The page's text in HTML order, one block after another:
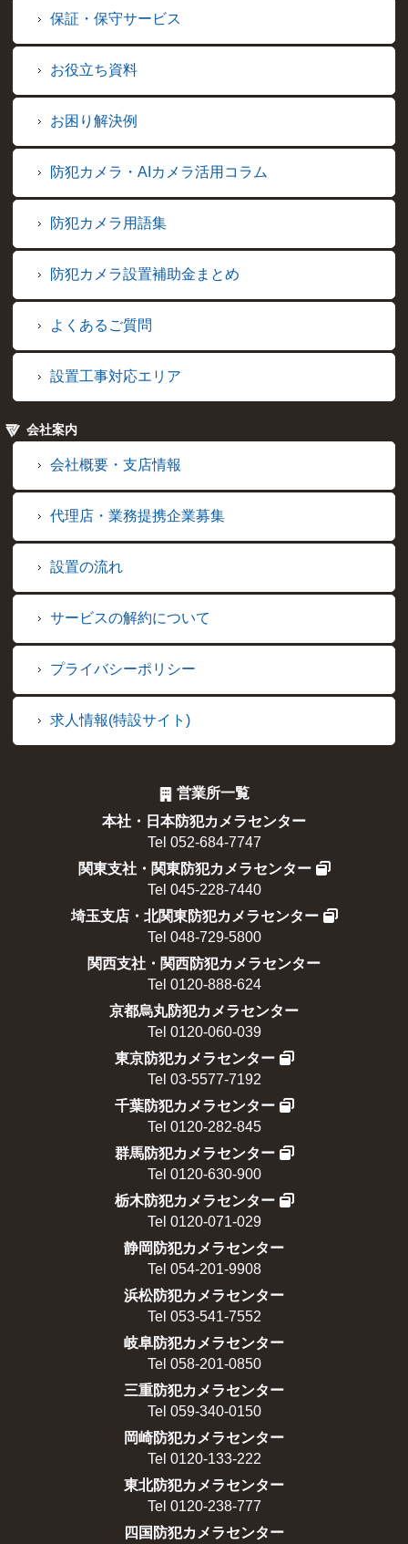
保証・保守サービス
お役立ち資料
お困り解決例
防犯カメラ・AIカメラ活用コラム
防犯カメラ用語集
防犯カメラ設置補助金まとめ
よくあるご質問
設置工事対応エリア
会社案内
会社概要・支店情報
代理店・業務提携企業募集
設置の流れ
サービスの解約について
プライバシーポリシー
求人情報(特設サイト)
営業所一覧
本社・日本防犯カメラセンター
Tel 052-684-7747
関東支社・関東防犯カメラセンター
Tel 045-228-7440
埼玉支店・北関東防犯カメラセンター
Tel 048-729-5800
関西支社・関西防犯カメラセンター
Tel 0120-888-624
京都烏丸防犯カメラセンター
Tel 0120-060-039
東京防犯カメラセンター
Tel 03-5577-7192
千葉防犯カメラセンター
Tel 0120-282-845
群馬防犯カメラセンター
Tel 0120-630-900
栃木防犯カメラセンター
Tel 0120-071-029
静岡防犯カメラセンター
Tel 054-201-9908
浜松防犯カメラセンター
Tel 053-541-7552
岐阜防犯カメラセンター
Tel 058-201-0850
三重防犯カメラセンター
Tel 059-340-0150
岡崎防犯カメラセンター
Tel 0120-133-222
東北防犯カメラセンター
Tel 0120-238-777
四国防犯カメラセンター